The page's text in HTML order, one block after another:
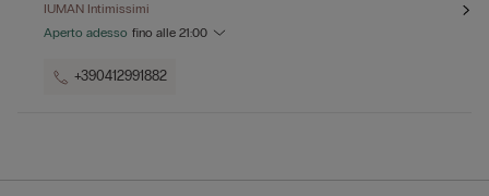
IUMAN Intimissimi
Aperto adesso fino alle 21:00
+390412991882